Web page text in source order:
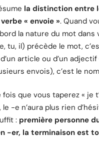
la distinction entre
« envoie ». Quand
la nature du mot dans
tu, il) précède le mot,
article ou d’un
envois), c’est le
fois que vous taperez « je
-e n’aura plus rien
: première personne
-er, la terminaison est